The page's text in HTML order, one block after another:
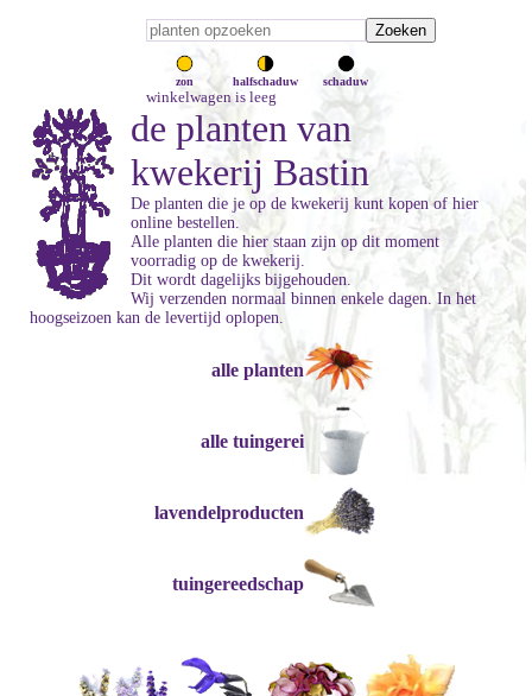
zon halfschaduw schaduw
winkelwagen is leeg
de planten van
kwekerij Bastin
De planten die je op de kwekerij kunt kopen of hier
online bestellen.
Alle planten die hier staan zijn op dit moment
voorradig op de kwekerij.
Dit wordt dagelijks bijgehouden.
Wij verzenden normaal binnen enkele dagen. In het
hoogseizoen kan de levertijd oplopen.
alle planten
alle tuingerei
lavendelproducten
tuingereedschap